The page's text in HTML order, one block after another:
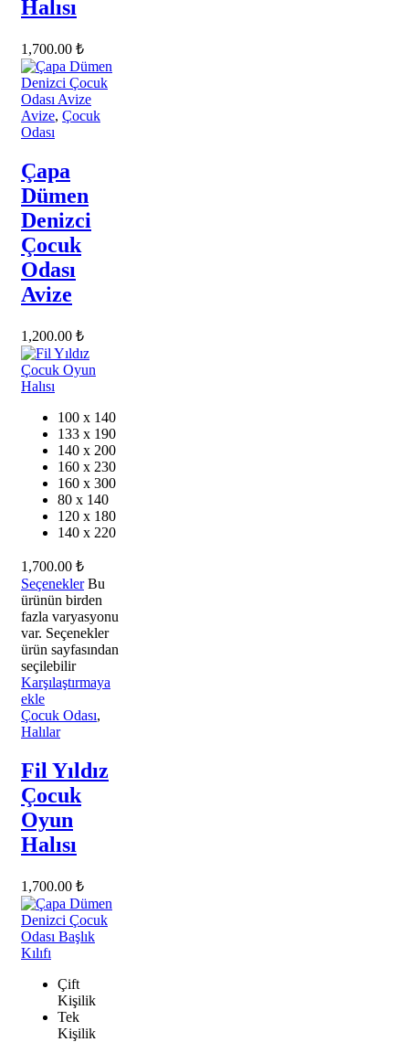
Halısı
1,700.00 ₺
Avize, Çocuk
Odası
Çapa
Dümen
Denizci
Çocuk
Odası
Avize
1,200.00 ₺
100 x 140
133 x 190
140 x 200
160 x 230
160 x 300
80 x 140
120 x 180
140 x 220
1,700.00 ₺
Seçenekler Bu
ürünün birden
fazla varyasyonu
var. Seçenekler
ürün sayfasından
seçilebilir
Karşılaştırmaya
ekle
Çocuk Odası,
Halılar
Fil Yıldız
Çocuk
Oyun
Halısı
1,700.00 ₺
Çift
Kişilik
Tek
Kişilik